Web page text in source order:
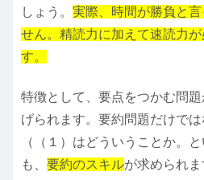
しょう。 実際、時間が勝負と
せん。精読力に加えて速読力
す。
特徴として、要点をつかむ問
げられます。要約問題だけで
（（１）はどういうことか。
も、 要約のスキルが求められま